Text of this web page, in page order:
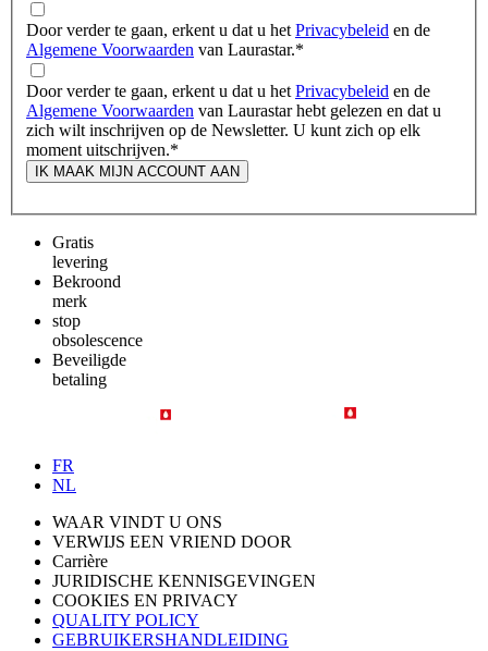
Door verder te gaan, erkent u dat u hetPrivacybeleid en de
Algemene Voorwaarden van Laurastar.*
Door verder te gaan, erkent u dat u hetPrivacybeleid en de
Algemene Voorwaarden van Laurastar hebt gelezen en dat u
zich wilt inschrijven op de Newsletter. U kunt zich op elk
moment uitschrijven.*
IK MAAK MIJN ACCOUNT AAN
Gratis
levering
Bekroond
merk
stop
obsolescence
Beveiligde
betaling
FR
NL
WAAR VINDT U ONS
VERWIJS EEN VRIEND DOOR
Carrière
JURIDISCHE KENNISGEVINGEN
COOKIES EN PRIVACY
QUALITY POLICY
GEBRUIKERSHANDLEIDING